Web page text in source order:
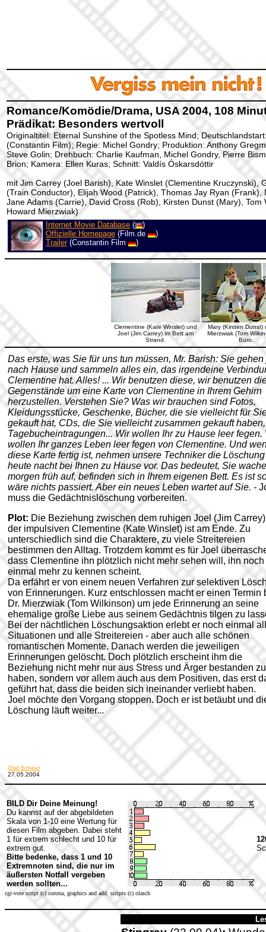
Romance/Komödie/Drama, USA 2004, 108
Prädikat: Besonders wertvoll
Originaltitel: Eternal Sunshine of the Spotless Mind;
(Constantin Film); Regie: Michel Gondry; Produktion: Anthony
Steve Golin; Drehbuch: Charlie Kaufman, Michel Gondry, Pierre
Brion; Kamera: Ellen Kuras; Schnitt: Valdís Óskarsdóttir
mit Jim Carrey (Joel Barish), Kate Winslet (Clementine Kruczynski),
(Train Conductor), Elijah Wood (Patrick), Thomas Jay Ryan (Frank),
Jane Adams (Carrie), David Cross (Rob), Kirsten Dunst (Mary), Tom
Howard Mierzwiak)
Internet Movie Database (
)
Offizielle Homepage (Film.de
)
Trailer(Constantin Film )
Clementine (Kate Winslet) und
Joel (Jim Carrey) im Bett am
Strand.
Mary (Kirsten Dunst)
Mierzwiak (Tom
Büro.
Das erste, was Sie für uns tun müssen, Mr. Barish: Sie gehen
nach Hause und sammeln alles ein, das irgendeine
Clementine hat. Alles! ... Wir benutzen diese, wir benutzen
Gegenstände um eine Karte von Clementine in Ihrem Gehirn
herzustellen. Verstehen Sie? Was wir brauchen sind Fotos,
Kleidungsstücke, Geschenke, Bücher, die sie vielleicht für
gekauft hat, CDs, die Sie vielleicht zusammen gekauft haben,
Tagebucheintragungen... Wir wollen Ihr zu Hause leer fegen.
wollen Ihr ganzes Leben leer fegen von Clementine. Und
diese Karte fertig ist, nehmen unsere Techniker die Löschung
heute nacht bei Ihnen zu Hause vor. Das bedeutet, Sie
morgen früh auf, befinden sich in Ihrem eigenen Bett. Es ist
wäre nichts passiert. Aber ein neues Leben wartet auf Sie. -
muss die Gedächtnislöschung vorbereiten.
Plot: Die Beziehung zwischen dem ruhigen Joel (Jim
der impulsiven Clementine (Kate Winslet) ist am Ende. Zu
unterschiedlich sind die Charaktere, zu viele Streitereien
bestimmen den Alltag. Trotzdem kommt es für Joel
dass Clementine ihn plötzlich nicht mehr sehen will, ihn
einmal mehr zu kennen scheint.
Da erfährt er von einem neuen Verfahren zur selektiven
von Erinnerungen. Kurz entschlossen macht er einen Termin
Dr. Mierzwiak (Tom Wilkinson) um jede Erinnerung an seine
ehemalige große Liebe aus seinem Gedächtnis tilgen zu
Bei der nächtlichen Löschungsaktion erlebt er noch einmal
Situationen und alle Streitereien - aber auch alle schönen
romantischen Momente. Danach werden die jeweiligen
Erinnerungen gelöscht. Doch plötzlich erscheint ihm die
Beziehung nicht mehr nur aus Stress und Ärger bestanden zu
haben, sondern vor allem auch aus dem Positiven, das erst
geführt hat, dass die beiden sich ineinander verliebt haben.
Joel möchte den Vorgang stoppen. Doch er ist betäubt und
Löschung läuft weiter...
Olaf Scheel
27.05.2004
BILD Dir Deine Meinung!
Du kannst auf der abgebildeten
Skala von 1-10 eine Wertung für
diesen Film abgeben. Dabei steht
1 für extrem schlecht und 10 für
extrem gut.
Bitte bedenke, dass 1 und 10
Extremnoten sind, die nur im
äußersten Notfall vergeben
werden sollten...
cgi-vote script (c) corona, graphics and add. scripts (c) olasch